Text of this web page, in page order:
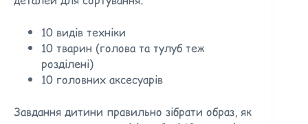
10 видів техніки
10 тварин (голова та тулуб теж
розділені)
10 головних аксесуарів
Завдання дитини правильно зібрати образ, як